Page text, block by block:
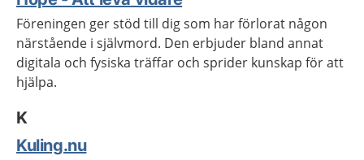
Föreningen ger stöd till dig som har förlorat någon
närstående i självmord. Den erbjuder bland annat
digitala och fysiska träffar och sprider kunskap för att
hjälpa.
K
Kuling.nu